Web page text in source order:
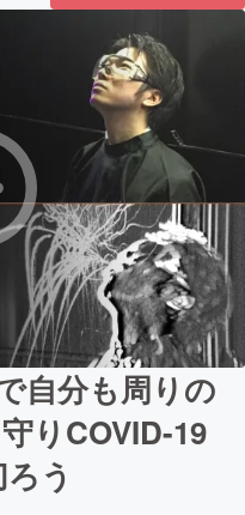
自分も周りの
りCOVID-19
う